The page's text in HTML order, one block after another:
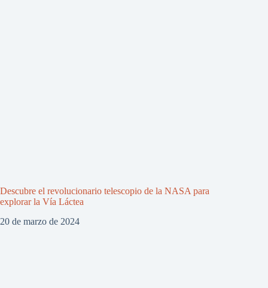
Descubre el revolucionario telescopio de la NASA para
explorar la Vía Láctea
20 de marzo de 2024